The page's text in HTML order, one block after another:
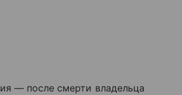
— после смерти владельца